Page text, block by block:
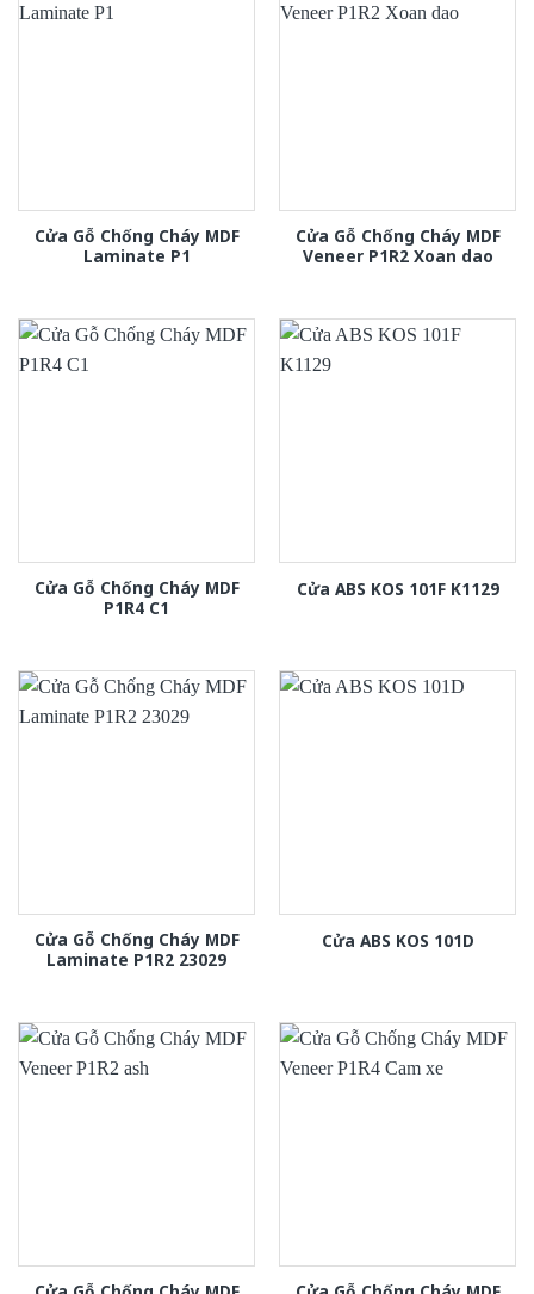
Cửa Gỗ Chống Cháy MDF
Laminate P1
Cửa Gỗ Chống Cháy MDF
Veneer P1R2 Xoan dao
Cửa Gỗ Chống Cháy MDF
P1R4 C1
Cửa ABS KOS 101F K1129
Cửa Gỗ Chống Cháy MDF
Laminate P1R2 23029
Cửa ABS KOS 101D